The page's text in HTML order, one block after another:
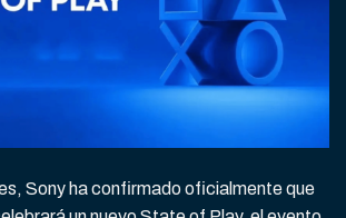
Sony ha confirmado oficialmente que